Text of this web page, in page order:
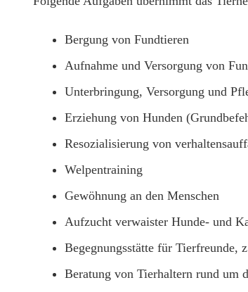
Bergung von Fundtieren
Aufnahme und Versorgung von
Unterbringung, Versorgung und
Erziehung von Hunden
Resozialisierung von
Welpentraining
Gewöhnung an den Menschen
Aufzucht verwaister Hunde- und
Begegnungsstätte für Tierfreunde,
Beratung von Tierhaltern rund um